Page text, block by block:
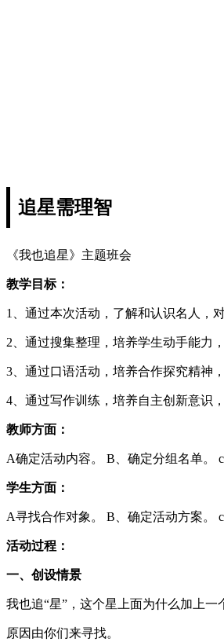
追星需理智
《我也追星》主题班会
教学目标：
1、通过本次活动，了解和认识名人，
2、通过搜集整理，培养学生动手能力
3、通过口语活动，培养合作探究精神
4、通过写作训练，培养自主创新意识
教师方面：
A确定活动内容。 B、确定分组名单。
学生方面：
A寻找合作对象。 B、确定活动方案。
活动过程：
一、创设情景
我也追“星”，这个星上面为什么加上一
原因由你们来寻找。